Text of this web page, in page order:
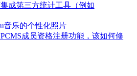
成第三方统计工具（例如
音乐的个性化照片
成员资格注册功能，该如何修